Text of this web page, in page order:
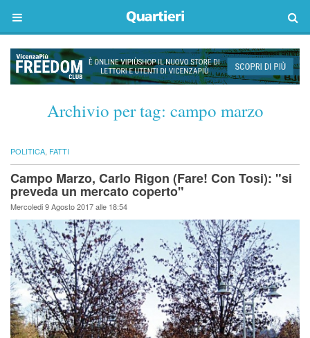
Archivio per tag: campo marzo
POLITICA, FATTI
Campo Marzo, Carlo Rigon (Fare! Con Tosi): "si
preveda un mercato coperto"
Mercoledi 9 Agosto 2017 alle 18:54